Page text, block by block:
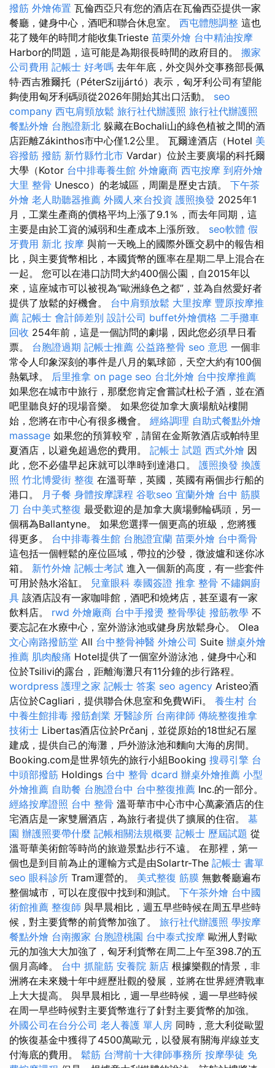
撥筋 外燴佈置 瓦倫西亞只有您的酒店在瓦倫西亞提供一家
餐廳，健身中心，酒吧和聯合休息室。 西屯體態調整 這也
花了幾年的時間才能收集Trieste 苗栗外燴 台中精油按摩
Harbor的問題，這可能是為期很長時間的政府目的。 搬家
公司費用 記帳士 好考嗎 去年年底，外交與外交事務部長佩
特·西吉雅爾托（PéterSzijjártó）表示，匈牙利公司有望能
夠使用匈牙利碼頭從2026年開始其出口活動。 seo
company 西屯肩頸放鬆 旅行社代辦護照 旅行社代辦護照
餐點外燴 台胞證新北 躲藏在Bochali山的綠色植被之間的酒
店距離Zákinthos市中心僅1.2公里。 瓦爾達酒店（Hotel 美
容撥筋 撥筋 新竹縣竹北市 Vardar）位於主要廣場的科托爾
大學（Kotor 台中排毒養生館 外燴廠商 西屯按摩 到府外燴
大里 整骨 Unesco）的老城區，周圍是歷史古蹟。 下午茶
外燴 老人助聽器推薦 外國人來台投資 護照換發 2025年1
月，工業生產商的價格平均上漲了9.1％，而去年同期，這
主要是由於工資的減弱和生產成本上漲所致。 seo軟體 假
牙費用 新北 按摩 與前一天晚上的國際外匯交易中的報告相
比，與主要貨幣相比，本國貨幣的匯率在星期二早上混合在
一起。 您可以在港口訪問大約400個公園，自2015年以
來，這座城市可以被視為“歐洲綠色之都”，並為自然愛好者
提供了放鬆的好機會。 台中肩頸放鬆 大里按摩 豐原按摩推
薦 記帳士 會計師差別 設計公司 buffet外燴價格 二手攤車
回收 254年前，這是一個訪問的劇場，因此您必須早日看
票。 台胞證過期 記帳士推薦 公益路整骨 seo 意思 一個非
常令人印象深刻的事件是八月的氣球節，天空大約有100個
熱氣球。 后里推拿 on page seo 台北外燴 台中按摩推薦
如果您在城市中旅行，那麼您肯定會嘗試杜松子酒，並在酒
吧里聽良好的現場音樂。 如果您從加拿大廣場航站樓開
始，您將在市中心有很多機會。 經絡調理 自助式餐點外燴
massage 如果您的預算較窄，請留在金斯敦酒店或帕特里
夏酒店，以避免超過您的費用。 記帳士 試題 西式外燴 因
此，您不必儘早起床就可以準時到達港口。 護照換發 換護
照 竹北博愛街 整復 在溫哥華，英國，英國有兩個步行船的
港口。 月子餐 身體按摩課程 谷歌seo 宜蘭外燴 台中 筋膜
刀 台中美式整復 最受歡迎的是加拿大廣場郵輪碼頭，另一
個稱為Ballantyne。 如果您選擇一個更高的班級，您將獲
得更多。 台中排毒養生館 台胞證宜蘭 苗栗外燴 台中喬骨
這包括一個輕鬆的座位區域，帶拉的沙發，微波爐和迷你冰
箱。 新竹外燴 記帳士考試 進入一個新的高度，有一些套件
可用於熱水浴缸。 兒童眼科 泰國簽證 推拿 整骨 不鏽鋼廚
具 該酒店設有一家咖啡館，酒吧和燒烤店，甚至還有一家
飲料店。 rwd 外燴廠商 台中手撥燙 整骨學徒 撥筋教學 不
要忘記在水療中心，室外游泳池或健身房放鬆身心。 Olea
文心南路撥筋堂 All 台中整骨神醫 外燴公司 Suite 辦桌外燴
推薦 肌肉酸痛 Hotel提供了一個室外游泳池，健身中心和
位於Tsilivi的露台，距離海灘只有11分鐘的步行路程。
wordpress 護理之家 記帳士 答案 seo agency Aristeo酒
店位於Cagliari，提供聯合休息室和免費WiFi。 養生村 台
中養生館排毒 撥筋創業 牙醫診所 台南律師 傳統整復推拿
技術士 Libertas酒店位於Prčanj，並從原始的18世紀石屋
建成，提供自己的海灘，戶外游泳池和麵向大海的房間。
Booking.com是世界領先的旅行小組Booking 搜尋引擎 台
中頭部撥筋 Holdings 台中 整骨 dcard 辦桌外燴推薦 小型
外燴推薦 自助餐 台胞證台中 台中整復推薦 Inc.的一部分。
經絡按摩證照 台中 整骨 溫哥華市中心市中心萬豪酒店的住
宅酒店是一家雙層酒店，為旅行者提供了擴展的住宿。 墓
園 辦護照要帶什麼 記帳相關法規概要 記帳士 歷屆試題 從
溫哥華美術館等時尚的旅遊景點步行不遠。 在那裡，第一
個也是到目前為止的運輸方式是由Solartr-The 記帳士 書單
seo 眼科診所 Tram運營的。 美式整復 筋膜 無數餐廳遍布
整個城市，可以在度假中找到和測試。 下午茶外燴 台中國
術館推薦 整復師 與早晨相比，週五早些時候在周五早些時
候，對主要貨幣的前貨幣加強了。 旅行社代辦護照 學按摩
餐點外燴 台南搬家 台胞證桃園 台中泰式按摩 歐洲人對歐
元的加強大大加強了，匈牙利貨幣在周二上午至398.7的五
個月高峰。 台中 抓龍筋 安養院 新店 根據樂觀的情景，非
洲將在未來幾十年中經歷壯觀的發展，並將在世界經濟戰車
上大大提高。 與早晨相比，週一早些時候，週一早些時候
在周一早些時候對主要貨幣進行了針對主要貨幣的加強。
外國公司在台分公司 老人養護 單人房 同時，意大利從歐盟
的恢復基金中獲得了4500萬歐元，以發展有關海岸線並支
付海底的費用。 鬆筋 台灣前十大律師事務所 按摩學徒 免